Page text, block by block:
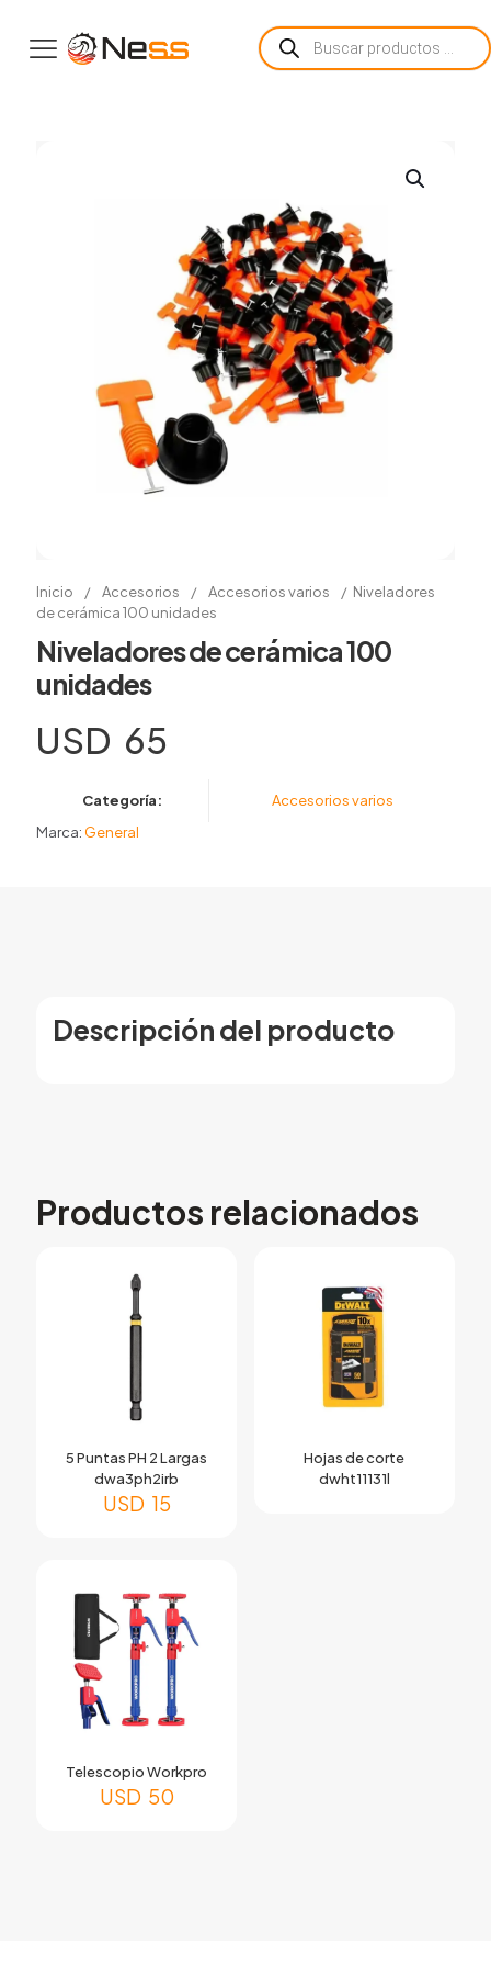
Búsqueda
de
productos
Inicio / Accesorios / Accesorios varios / Niveladores
de cerámica 100 unidades
Niveladores de cerámica 100
unidades
USD 65
Categoría:
Accesorios varios
Marca: General
Descripción del producto
Productos relacionados
5 Puntas PH 2 Largas
dwa3ph2irb
USD 15
Hojas de corte
dwht11131l
Telescopio Workpro
USD 50